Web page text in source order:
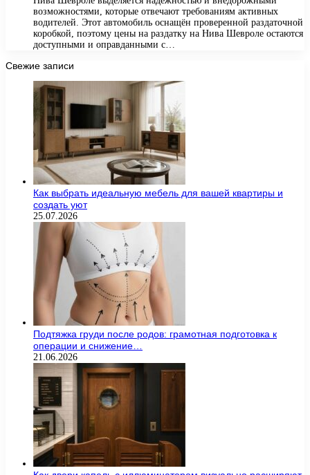
возможностями, которые отвечают требованиям активных
водителей. Этот автомобиль оснащён проверенной раздаточной
коробкой, поэтому цены на раздатку на Нива Шевроле остаются
доступными и оправданными с…
Свежие записи
Как выбрать идеальную мебель для вашей квартиры и
создать уют
25.07.2026
Подтяжка груди после родов: грамотная подготовка к
операции и снижение…
21.06.2026